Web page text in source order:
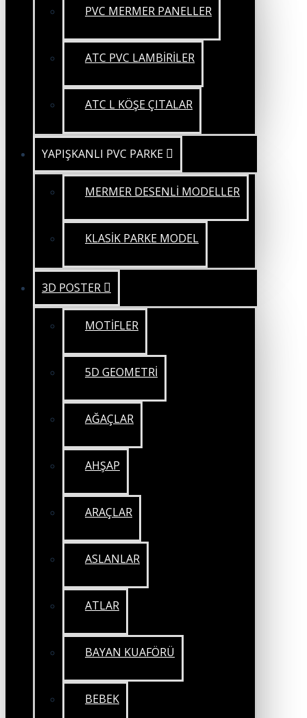
PVC MERMER PANELLER
ATC PVC LAMBİRİLER
ATC L KÖŞE ÇITALAR
YAPIŞKANLI PVC PARKE
MERMER DESENLİ MODELLER
KLASİK PARKE MODEL
3D POSTER
MOTİFLER
5D GEOMETRİ
AĞAÇLAR
AHŞAP
ARAÇLAR
ASLANLAR
ATLAR
BAYAN KUAFÖRÜ
BEBEK